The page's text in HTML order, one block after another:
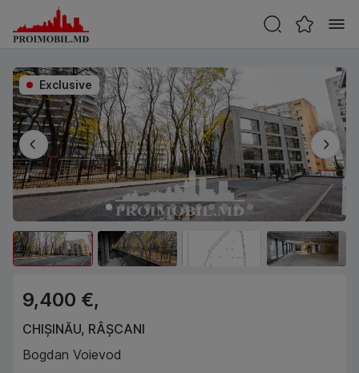
Exclusive
9,400 €,
CHIȘINĂU, RÂȘCANI
Bogdan Voievod